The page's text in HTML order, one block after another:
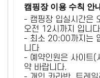
캠핑장 이용 수칙 안
- 캠핑장 입실시간은
오전 12시까지 입니
- 최소 20:00까지는
니다
- 예약인원은 사이트(
약 바랍니다.